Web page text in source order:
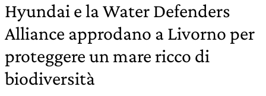
Hyundai e la Water Defenders
Alliance approdano a Livorno per
proteggere un mare ricco di
biodiversità